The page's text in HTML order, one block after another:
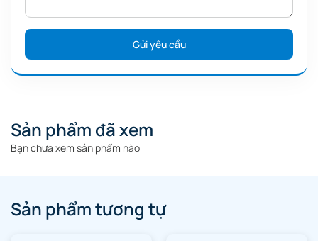
mang đến cho bạn sức mạnh sáng tạo dễ dàng để khám phá vô
vàn khả năng. Bạn muốn – là có ngay!
Xe đua SVF1
Sản phẩm đã xem
Bạn chưa xem sản phẩm nào
Sản phẩm tương tự